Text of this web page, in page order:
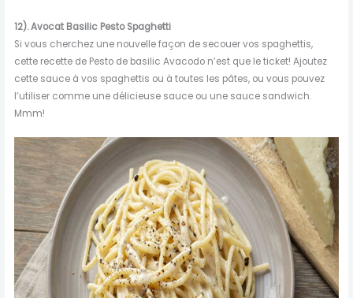
12).Avocat Basilic Pesto Spaghetti
Si vous cherchez une nouvelle façon de secouer vos spaghettis,
cette recette de Pesto de basilic Avacodo n’est que le ticket! Ajoutez
cette sauce à vos spaghettis ou à toutes les pâtes, ou vous pouvez
l’utiliser comme une délicieuse sauce ou une sauce sandwich.
Mmm!